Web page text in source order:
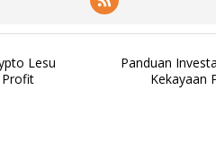
Lesu
Profit
Panduan
Kekayaan